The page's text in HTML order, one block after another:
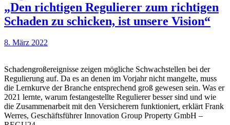
„Den richtigen Regulierer zum richtigen
Schaden zu schicken, ist unsere Vision“
8. März 2022
Schadengroßereignisse zeigen mögliche Schwachstellen bei der
Regulierung auf. Da es an denen im Vorjahr nicht mangelte, muss
die Lernkurve der Branche entsprechend groß gewesen sein. Was er
2021 lernte, warum festangestellte Regulierer besser sind und wie
die Zusammenarbeit mit den Versicherern funktioniert, erklärt Frank
Werres, Geschäftsführer Innovation Group Property GmbH –